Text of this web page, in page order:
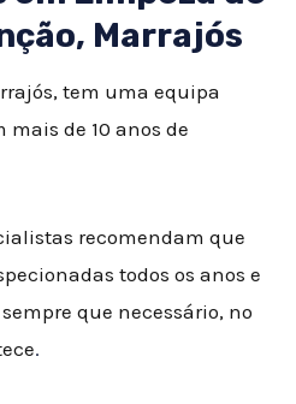
Marrajós
tem uma equipa
de 10 anos de
recomendam que
todos os anos e
que necessário, no
.